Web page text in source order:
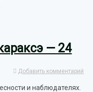
— 24
Добавить комментарий
и наблюдателях.